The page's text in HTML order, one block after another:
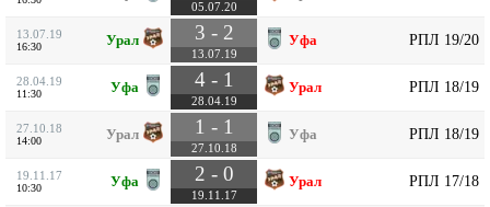
05.07.20
13.07.19
16:30 Урал 3 - 2
13.07.19
Уфа РПЛ 19/20
28.04.19
11:30 Уфа 4 - 1
28.04.19
Урал РПЛ 18/19
27.10.18
14:00 Урал 1 - 1
27.10.18
Уфа РПЛ 18/19
19.11.17
10:30 Уфа 2 - 0
19.11.17
Урал РПЛ 17/18